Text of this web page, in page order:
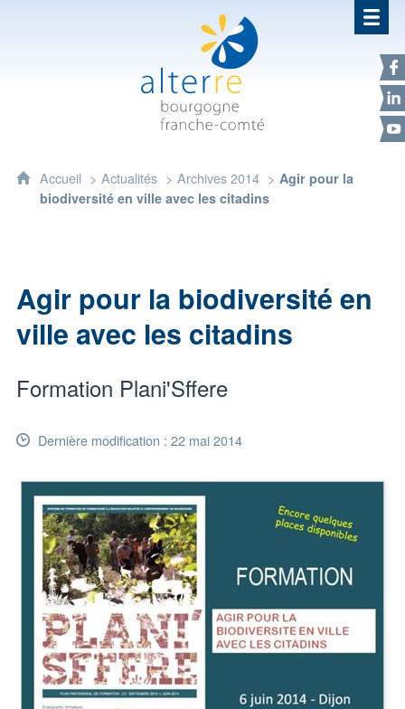
Alterre Bourgogne Franche-
Accueil Actualités Archives 2014
Agir pour la
biodiversité en ville avec les citadins
Agir pour la biodiversité en
ville avec les citadins
Formation Plani'Sffere
Dernière modification : 22 mai 2014